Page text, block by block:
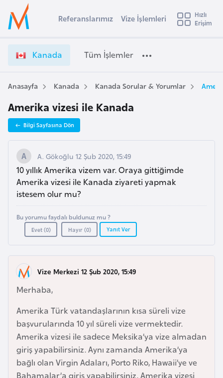
Ülke Seçimi
Başvuru yapmak istediğiniz ülkeyi seçin
Üye
Girişi
a
a
d
a
z
e
İ
ş
l
e
m
l
e
r
i
e
t
Referanslarımız Vize İşlemleri
Hızlı
Erişim
Kanada Tüm İşlemler
Anasayfa Kanada Kanada Sorular & Yorumlar
Amerika vizesi ile Kanada
Bilgi Sayfasına Dön
A. Gökoğlu 12 Şub 2020, 15:49
10 yıllık Amerika vizem var. Oraya gittiğimde
Amerika vizesi ile Kanada ziyareti yapmak
istesem olur mu?
Bu yorumu faydalı buldunuz mu ?
Evet (0) Hayır (0) Yanıt Ver
Vize Merkezi 12 Şub 2020, 15:49
Merhaba,
Amerika Türk vatandaşlarının kısa süreli vize
başvurularında 10 yıl süreli vize vermektedir.
Amerika vizesi ile sadece Meksika’ya vize almadan
giriş yapabilirsiniz. Aynı zamanda Amerika’ya
bağlı olan Virgin Adaları, Porto Riko, Hawaii’ye ve
Bahamalar’a giriş yapabilirsiniz. Amerika vizesi
s
t
r
a
A
u
s
t
u
y
A
z
r
b
a
y
c
a
n